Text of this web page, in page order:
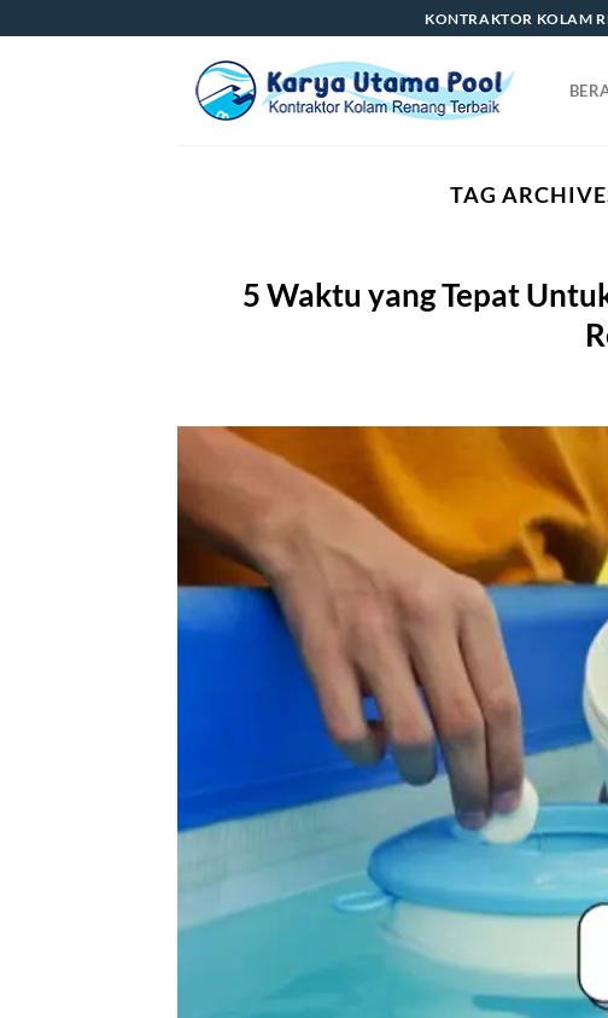
to
KONTRAKTOR KOLAM
TAG
5 Waktu yang Tepat